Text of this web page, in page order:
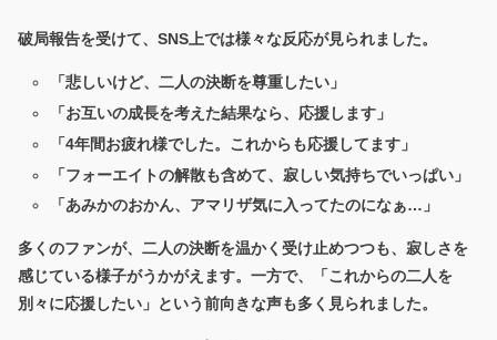
破局報告を受けて、SNS上では様々な反応が見られました。
「悲しいけど、二人の決断を尊重したい」
「お互いの成長を考えた結果なら、応援します」
「4年間お疲れ様でした。これからも応援してます」
「フォーエイトの解散も含めて、寂しい気持ちでいっぱい」
「あみかのおかん、アマリザ気に入ってたのになぁ…」
多くのファンが、二人の決断を温かく受け止めつつも、寂しさを
感じている様子がうかがえます。一方で、「これからの二人を
別々に応援したい」という前向きな声も多く見られました。